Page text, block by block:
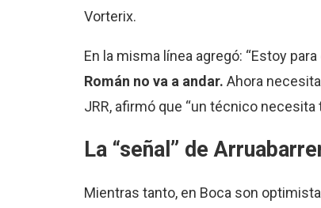
Vorterix.
En la misma línea agregó: “Estoy
Román no va a andar. Ahora
JRR, afirmó que “un técnico
La “señal” de
Mientras tanto, en Boca son